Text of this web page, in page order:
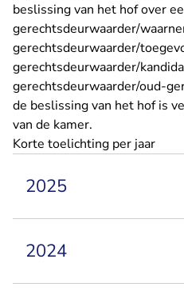
beslissing van het hof over
gerechtsdeurwaarder/
gerechtsdeurwaarder/
gerechtsdeurwaarder/
gerechtsdeurwaarder/oud-
de beslissing van het hof is
van de kamer.
Korte toelichting per jaar
2025
2024